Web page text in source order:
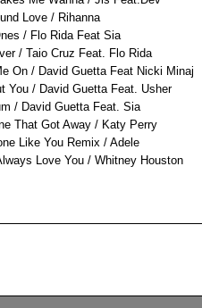
Love / Rihanna
/ Flo Rida Feat Sia
/ Taio Cruz Feat. Flo Rida
On / David Guetta Feat Nicki Minaj
You / David Guetta Feat. Usher
/ David Guetta Feat. Sia
That Got Away / Katy Perry
Like You Remix / Adele
Love You / Whitney Houston